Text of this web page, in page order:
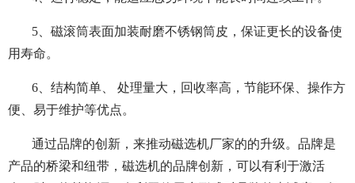
5、磁滚筒表面加装耐磨不锈钢筒皮，保证更长的设备使
用寿命。
6、结构简单、 处理量大，回收率高，节能环保、操作方
便、易于维护等优点。
通过品牌的创新，来推动磁选机厂家的的升级。品牌是
产品的桥梁和纽带，磁选机的品牌创新，可以有利于激活